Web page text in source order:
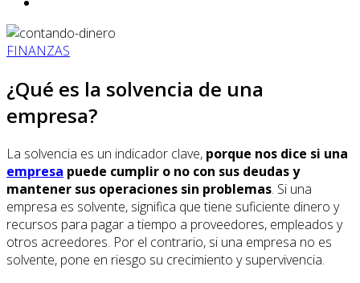
FINANZAS
¿Qué es la solvencia de una
empresa?
La solvencia es un indicador clave, porque nos dice si una
empresa puede cumplir o no con sus deudas y
mantener sus operaciones sin problemas. Si una
empresa es solvente, significa que tiene suficiente dinero y
recursos para pagar a tiempo a proveedores, empleados y
otros acreedores. Por el contrario, si una empresa no es
solvente, pone en riesgo su crecimiento y supervivencia.